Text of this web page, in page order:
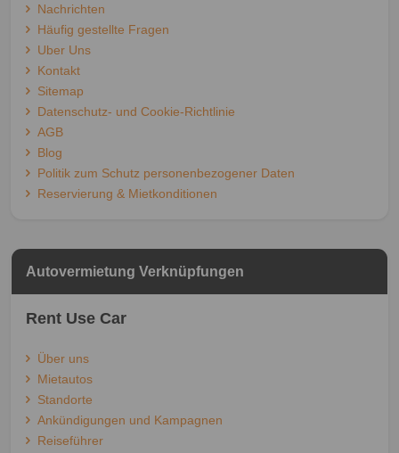
Nachrichten
Häufig gestellte Fragen
Uber Uns
Kontakt
Sitemap
Datenschutz- und Cookie-Richtlinie
AGB
Blog
Politik zum Schutz personenbezogener Daten
Reservierung & Mietkonditionen
Autovermietung Verknüpfungen
Rent Use Car
Über uns
Mietautos
Standorte
Ankündigungen und Kampagnen
Reiseführer